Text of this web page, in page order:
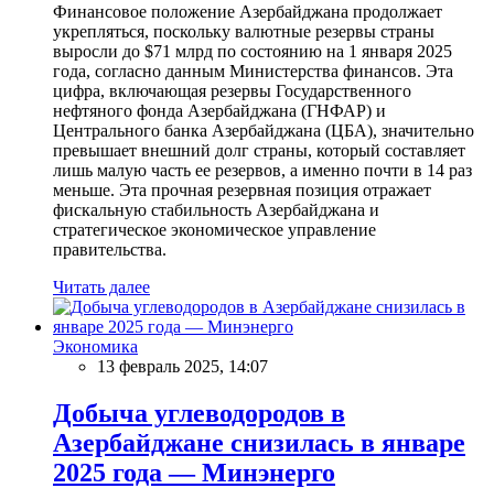
Финансовое положение Азербайджана продолжает
укрепляться, поскольку валютные резервы страны
выросли до $71 млрд по состоянию на 1 января 2025
года, согласно данным Министерства финансов. Эта
цифра, включающая резервы Государственного
нефтяного фонда Азербайджана (ГНФАР) и
Центрального банка Азербайджана (ЦБА), значительно
превышает внешний долг страны, который составляет
лишь малую часть ее резервов, а именно почти в 14 раз
меньше. Эта прочная резервная позиция отражает
фискальную стабильность Азербайджана и
стратегическое экономическое управление
правительства.
Читать далее
Экономика
13 февраль 2025, 14:07
Добыча углеводородов в
Азербайджане снизилась в январе
2025 года — Минэнерго